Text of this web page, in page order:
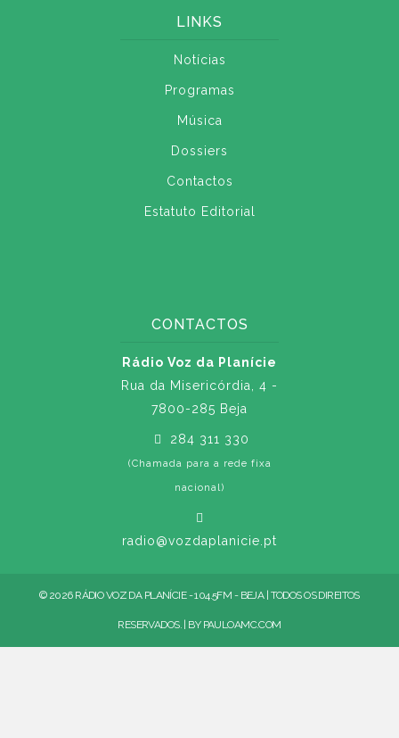
LINKS
Notícias
Programas
Música
Dossiers
Contactos
Estatuto Editorial
CONTACTOS
Rádio Voz da Planície
Rua da Misericórdia, 4 -
7800-285 Beja
284 311 330
(Chamada para a rede fixa
nacional)
radio@vozdaplanicie.pt
© 2026 RÁDIO VOZ DA PLANÍCIE - 104.5FM - BEJA | TODOS OS DIREITOS
RESERVADOS. | BY PAULOAMC.COM